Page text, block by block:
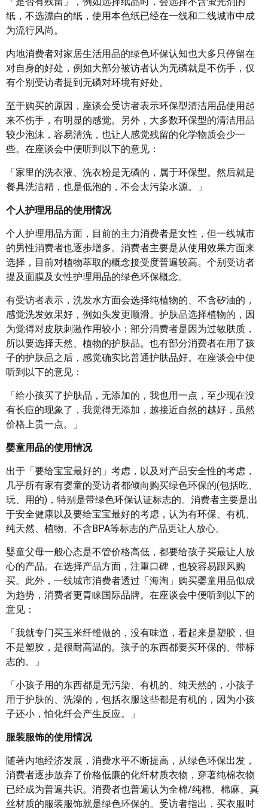
纸，不选漂白的纸，使用本色纸已经在一线和二线城市中成
为流行风尚。
内地消费者对家居生活用品的绿色环保认知也大多只停留在
对自身的好处，例如大部分被访者认为无磷就是不伤手，仅
有个别受访者提到无磷对环境有好处。
至于购买的原因，座谈会受访者表示环保型清洁用品使用起
来不伤手，有明显的感觉。另外，大多数环保型的清洁用品
较少泡沫，容易清洗，也让人感觉残留的化学物质会少一
些。在座谈会中便听到以下的意见：
「家里的洗衣液、洗衣粉是无磷的，属于环保型。然后就是
餐具洗洁精，也是低泡的，不会太污染水源。」
个人护理用品的使用情况
个人护理用品方面，目前的主力消费者是女性，但一线城市
的男性消费者也逐步增多。消费者主要是从使用效果方面来
选择，目前对植物萃取的概念接受度普遍较高。个别受访者
提及面膜及女性护理用品的绿色环保概念。
有受访者表示，洗发水方面会选择纯植物的、不含矽油的，
感觉洗发效果好，例如头发更顺滑。护肤品选择植物的，因
为觉得对皮肤刺激作用较小；部分消费者是因为过敏肤质，
所以要选择天然、植物的护肤品。也有部分消费者在用了孩
子的护肤品之后，感觉确实比普通护肤品好。在座谈会中便
听到以下的意见：
「给小孩买了护肤品，无添加的，我也用一点，至少现在没
有长痘的现象了，我觉得无添加，越接近自然的越好，虽然
价格上贵一点。」
婴童用品的使用情况
出于「要给宝宝最好的」考虑，以及对产品安全性的考虑，
几乎所有家有婴童的受访者都倾向购买绿色环保的(包括吃、
玩、用的)，特别是带绿色环保认证标志的。消费者主要是出
于安全健康以及要给宝宝最好的考虑，认为有环保、有机、
纯天然、植物、不含BPA等标志的产品更让人放心。
婴童父母一般心态是不管价格高低，都要给孩子买最让人放
心的产品。在选择产品方面，注重口碑，也较容易跟风购
买。此外，一线城市消费者透过「海淘」购买婴童用品似成
为趋势，消费者更青睐国际品牌。在座谈会中便听到以下的
意见：
「我就专门买玉米纤维做的，没有味道，看起来是塑胶，但
不是塑胶，是很耐高温的。孩子的东西都要买环保的、带标
志的。」
「小孩子用的东西都是无污染、有机的、纯天然的，小孩子
用于护肤的、洗澡的，包括衣服这些都是有机的，因为小孩
子还小，怕化纤会产生反应。」
服装服饰的使用情况
随著内地经济发展，消费水平不断提高，从绿色环保出发，
消费者逐步放弃了价格低廉的化纤材质衣物，穿著纯棉衣物
已经成为普遍共识。消费者也普遍认为全棉/纯棉、棉麻、真
丝材质的服装服饰就是绿色环保的。受访者指出，买衣服时